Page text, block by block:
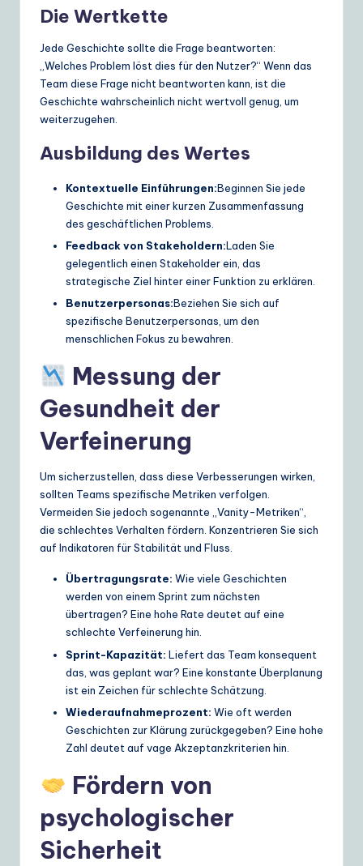
Die Wertkette
Jede Geschichte sollte die Frage beantworten:
„Welches Problem löst dies für den Nutzer?“ Wenn das
Team diese Frage nicht beantworten kann, ist die
Geschichte wahrscheinlich nicht wertvoll genug, um
weiterzugehen.
Ausbildung des Wertes
Kontextuelle Einführungen:Beginnen Sie jede
Geschichte mit einer kurzen Zusammenfassung
des geschäftlichen Problems.
Feedback von Stakeholdern:Laden Sie
gelegentlich einen Stakeholder ein, das
strategische Ziel hinter einer Funktion zu erklären.
Benutzerpersonas:Beziehen Sie sich auf
spezifische Benutzerpersonas, um den
menschlichen Fokus zu bewahren.
Messung der
Gesundheit der
Verfeinerung
Um sicherzustellen, dass diese Verbesserungen wirken,
sollten Teams spezifische Metriken verfolgen.
Vermeiden Sie jedoch sogenannte „Vanity-Metriken“,
die schlechtes Verhalten fördern. Konzentrieren Sie sich
auf Indikatoren für Stabilität und Fluss.
Übertragungsrate: Wie viele Geschichten
werden von einem Sprint zum nächsten
übertragen? Eine hohe Rate deutet auf eine
schlechte Verfeinerung hin.
Sprint-Kapazität: Liefert das Team konsequent
das, was geplant war? Eine konstante Überplanung
ist ein Zeichen für schlechte Schätzung.
Wiederaufnahmeprozent: Wie oft werden
Geschichten zur Klärung zurückgegeben? Eine hohe
Zahl deutet auf vage Akzeptanzkriterien hin.
Fördern von
psychologischer
Sicherheit